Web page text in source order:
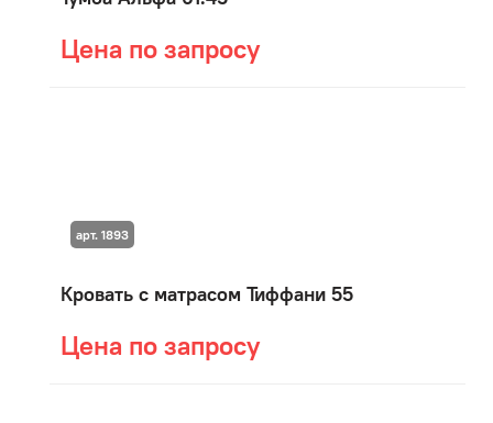
Цена по запросу
Кровать с матрасом Тиффани 55
Цена по запросу
арт. 1893